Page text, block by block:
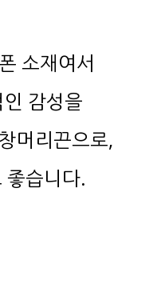
소재여서
감성을
머리끈으로,
좋습니다.